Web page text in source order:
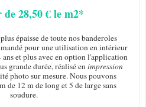
28,50 € le m2*
épaisse de toute nos banderoles
pour une utilisation en intérieur
et plus avec en option l'application
grande durée, réalisé enimpression
photo sur mesure. Nous pouvons
de 12 m de long et 5 de large sans
soudure.